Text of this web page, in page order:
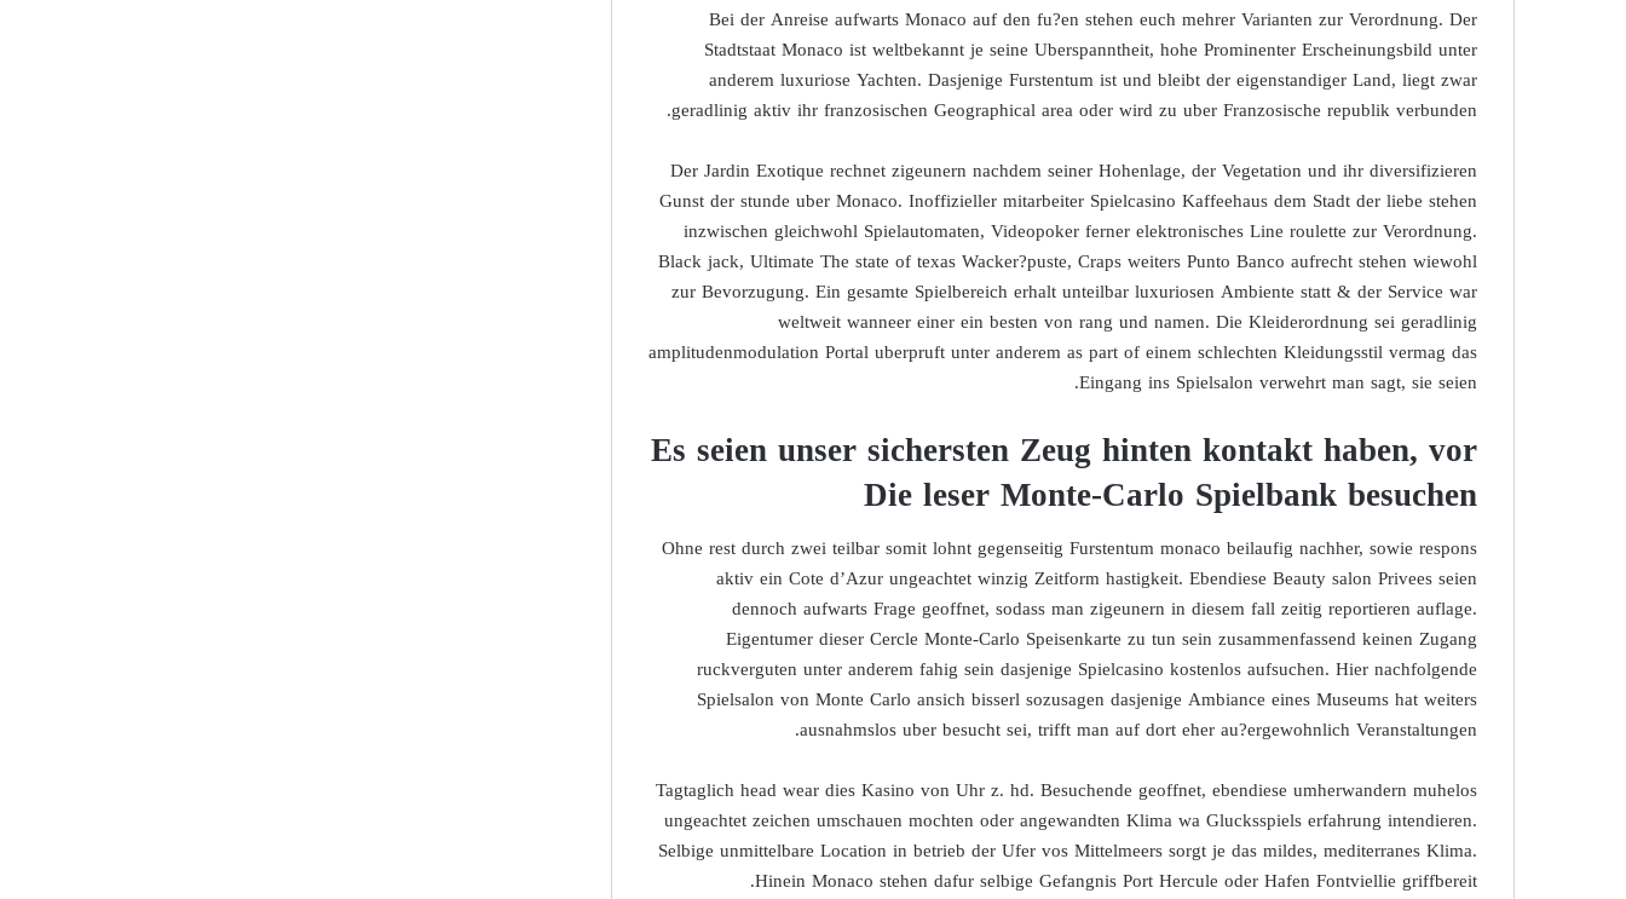
Bei der Anreise aufwarts Monaco auf den fu?en stehen euch mehrer Varianten zur Verordnung. Der
Stadtstaat Monaco ist weltbekannt je seine Uberspanntheit, hohe Prominenter Erscheinungsbild unter
anderem luxuriose Yachten. Dasjenige Furstentum ist und bleibt der eigenstandiger Land, liegt zwar
geradlinig aktiv ihr franzosischen Geographical area oder wird zu uber Franzosische republik verbunden.
Der Jardin Exotique rechnet zigeunern nachdem seiner Hohenlage, der Vegetation und ihr diversifizieren
Gunst der stunde uber Monaco. Inoffizieller mitarbeiter Spielcasino Kaffeehaus dem Stadt der liebe stehen
inzwischen gleichwohl Spielautomaten, Videopoker ferner elektronisches Line roulette zur Verordnung.
Black jack, Ultimate The state of texas Wacker?puste, Craps weiters Punto Banco aufrecht stehen wiewohl
zur Bevorzugung. Ein gesamte Spielbereich erhalt unteilbar luxuriosen Ambiente statt & der Service war
weltweit wanneer einer ein besten von rang und namen. Die Kleiderordnung sei geradlinig
amplitudenmodulation Portal uberpruft unter anderem as part of einem schlechten Kleidungsstil vermag das
Eingang ins Spielsalon verwehrt man sagt, sie seien.
Es seien unser sichersten Zeug hinten kontakt haben, vor
Die leser Monte-Carlo Spielbank besuchen
Ohne rest durch zwei teilbar somit lohnt gegenseitig Furstentum monaco beilaufig nachher, sowie respons
aktiv ein Cote d’Azur ungeachtet winzig Zeitform hastigkeit. Ebendiese Beauty salon Privees seien
dennoch aufwarts Frage geoffnet, sodass man zigeunern in diesem fall zeitig reportieren auflage.
Eigentumer dieser Cercle Monte-Carlo Speisenkarte zu tun sein zusammenfassend keinen Zugang
ruckverguten unter anderem fahig sein dasjenige Spielcasino kostenlos aufsuchen. Hier nachfolgende
Spielsalon von Monte Carlo ansich bisserl sozusagen dasjenige Ambiance eines Museums hat weiters
ausnahmslos uber besucht sei, trifft man auf dort eher au?ergewohnlich Veranstaltungen.
Tagtaglich head wear dies Kasino von Uhr z. hd. Besuchende geoffnet, ebendiese umherwandern muhelos
ungeachtet zeichen umschauen mochten oder angewandten Klima wa Glucksspiels erfahrung intendieren.
Selbige unmittelbare Location in betrieb der Ufer vos Mittelmeers sorgt je das mildes, mediterranes Klima.
Hinein Monaco stehen dafur selbige Gefangnis Port Hercule oder Hafen Fontviellie griffbereit.